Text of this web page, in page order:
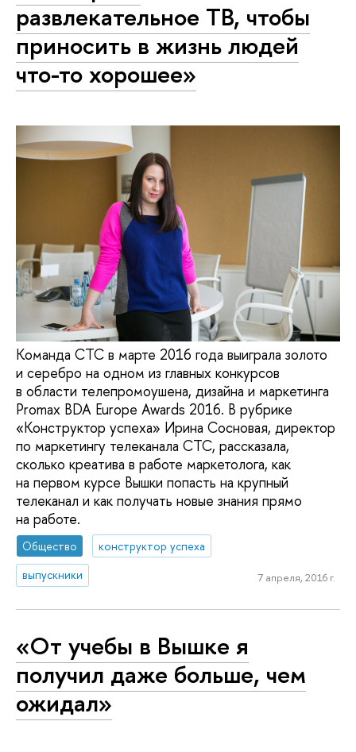
развлекательное ТВ, чтобы
приносить в жизнь людей
что-то хорошее»
Команда СТС в марте 2016 года выиграла золото
и серебро на одном из главных конкурсов
в области телепромоушена, дизайна и маркетинга
Promax BDA Europe Awards 2016. В рубрике
«Конструктор успеха» Ирина Сосновая, директор
по маркетингу телеканала СТС, рассказала,
сколько креатива в работе маркетолога, как
на первом курсе Вышки попасть на крупный
телеканал и как получать новые знания прямо
на работе.
Общество
конструктор успеха
выпускники
7 апреля, 2016 г.
«От учебы в Вышке я
получил даже больше, чем
ожидал»